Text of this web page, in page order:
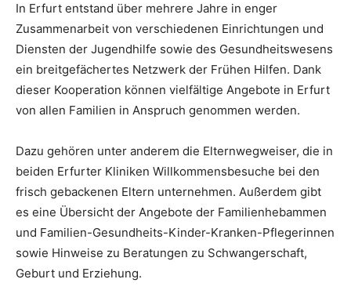
In Erfurt entstand über mehrere Jahre in enger
Zusammenarbeit von verschiedenen Einrichtungen und
Diensten der Jugendhilfe sowie des Gesundheitswesens
ein breitgefächertes Netzwerk der Frühen Hilfen. Dank
dieser Kooperation können vielfältige Angebote in Erfurt
von allen Familien in Anspruch genommen werden.
Dazu gehören unter anderem die Elternwegweiser, die in
beiden Erfurter Kliniken Willkommensbesuche bei den
frisch gebackenen Eltern unternehmen. Außerdem gibt
es eine Übersicht der Angebote der Familienhebammen
und Familien-Gesundheits-Kinder-Kranken-Pflegerinnen
sowie Hinweise zu Beratungen zu Schwangerschaft,
Geburt und Erziehung.